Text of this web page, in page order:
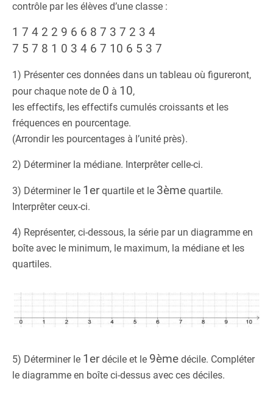
contrôle par les élèves d’une classe :
1 7 4 2 2 9 6 6 8 7 3 7 2 3 4
7 5 7 8 1 0 3 4 6 7 10 6 5 3 7
1) Présenter ces données dans un tableau où figureront,
pour chaque note de 0 à 10,
les effectifs, les effectifs cumulés croissants et les
fréquences en pourcentage.
(Arrondir les pourcentages à l’unité près).
2) Déterminer la médiane. Interprêter celle-ci.
3) Déterminer le 1erquartile et le 3ème quartile.
Interprêter ceux-ci.
4) Représenter, ci-dessous, la série par un diagramme en
boîte avec le minimum, le maximum, la médiane et les
quartiles.
5) Déterminer le 1erdécile et le 9ème décile. Compléter
le diagramme en boîte ci-dessus avec ces déciles.